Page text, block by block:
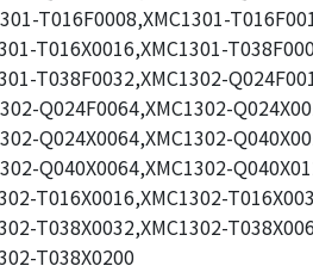
T016F0008,XMC1301-
T016X0016,XMC1301-
T038F0032,XMC1302-
Q024F0064,XMC1302-
Q024X0064,XMC1302-
Q040X0064,XMC1302-
T016X0016,XMC1302-
T038X0032,XMC1302-
T038X0200